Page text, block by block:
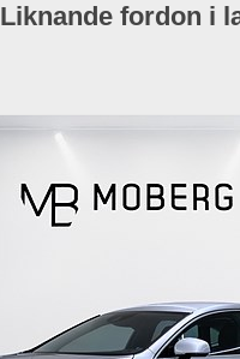
Liknande fordon i